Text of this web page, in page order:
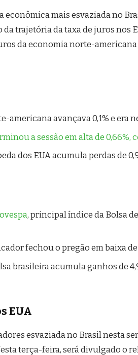
econômica mais esvaziada no
da trajetória da taxa de juros nos
da economia norte-
americana avançava 0,1% e era
a sessão em alta de 0,66%,
dos EUA acumula perdas de
, principal índice da Bolsa
fechou o pregão em baixa de
brasileira acumula ganhos de
EUA
esvaziada no Brasil nesta
terça-feira, será divulgado o